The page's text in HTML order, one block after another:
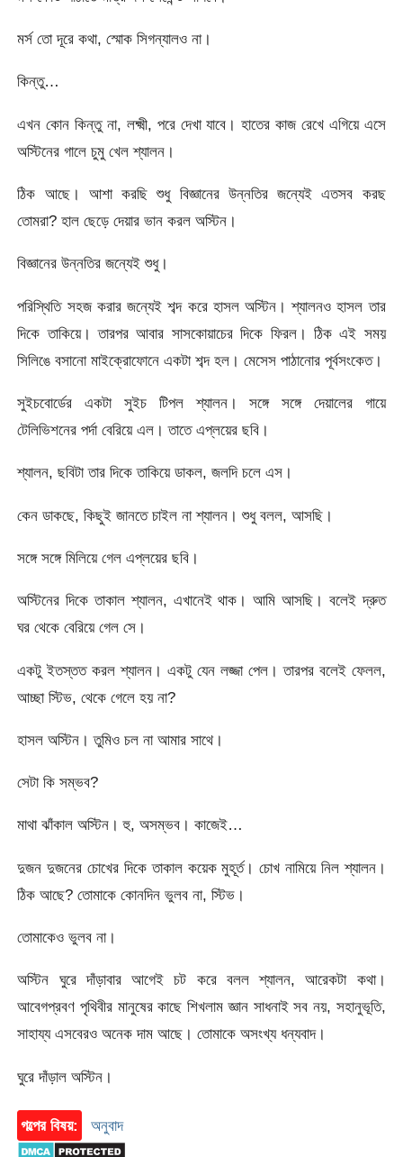
মর্স তো দূরে কথা, স্মোক সিগন্যালও না।
কিন্তু…
এখন কোন কিন্তু না, লক্ষ্মী, পরে দেখা যাবে। হাতের কাজ রেখে এগিয়ে এসে
অস্টিনের গালে চুমু খেল শ্যালন।
ঠিক আছে। আশা করছি শুধু বিজ্ঞানের উন্নতির জন্যেই এতসব করছ
তোমরা? হাল ছেড়ে দেয়ার ভান করল অস্টিন।
বিজ্ঞানের উন্নতির জন্যেই শুধু।
পরিস্থিতি সহজ করার জন্যেই শব্দ করে হাসল অস্টিন। শ্যালনও হাসল তার
দিকে তাকিয়ে। তারপর আবার সাসকোয়াচের দিকে ফিরল। ঠিক এই সময়
সিলিঙে বসানো মাইক্রোফোনে একটা শব্দ হল। মেসেস পাঠানোর পূর্বসংকেত।
সুইচবোর্ডের একটা সুইচ টিপল শ্যালন। সঙ্গে সঙ্গে দেয়ালের গায়ে
টেলিভিশনের পর্দা বেরিয়ে এল। তাতে এপ্লয়ের ছবি।
শ্যালন, ছবিটা তার দিকে তাকিয়ে ডাকল, জলদি চলে এস।
কেন ডাকছে, কিছুই জানতে চাইল না শ্যালন। শুধু বলল, আসছি।
সঙ্গে সঙ্গে মিলিয়ে গেল এপ্লয়ের ছবি।
অস্টিনের দিকে তাকাল শ্যালন, এখানেই থাক। আমি আসছি। বলেই দ্রুত
ঘর থেকে বেরিয়ে গেল সে।
একটু ইতস্তত করল শ্যালন। একটু যেন লজ্জা পেল। তারপর বলেই ফেলল,
আচ্ছা স্টিভ, থেকে গেলে হয় না?
হাসল অস্টিন। তুমিও চল না আমার সাথে।
সেটা কি সম্ভব?
মাথা ঝাঁকাল অস্টিন। হু, অসম্ভব। কাজেই…
দুজন দুজনের চোখের দিকে তাকাল কয়েক মুহূর্ত। চোখ নামিয়ে নিল শ্যালন।
ঠিক আছে? তোমাকে কোনদিন ভুলব না, স্টিভ।
তোমাকেও ভুলব না।
অস্টিন ঘুরে দাঁড়াবার আগেই চট করে বলল শ্যালন, আরেকটা কথা।
আবেগপ্রবণ পৃথিবীর মানুষের কাছে শিখলাম জ্ঞান সাধনাই সব নয়, সহানুভূতি,
সাহায্য এসবেরও অনেক দাম আছে। তোমাকে অসংখ্য ধন্যবাদ।
ঘুরে দাঁড়াল অস্টিন।
গল্পের বিষয়: অনুবাদ